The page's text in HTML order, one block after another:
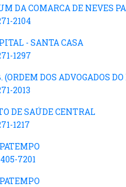
DA COMARCA DE NEVES
2104
- SANTA CASA
1297
(ORDEM DOS ADVOGADOS
2013
DE SAÚDE CENTRAL
1217
7201